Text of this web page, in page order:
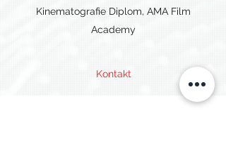
Kinematografie Diplom, AMA Film
Academy
Kontakt